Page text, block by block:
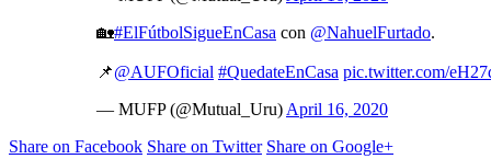
🏡#ElFútbolSigueEnCasa con @NahuelFurtado.
📌@AUFOficial #QuedateEnCasa pic.twitter.com/
— MUFP (@Mutual_Uru) April 16, 2020
Share on Facebook Share on Twitter Share on Google+